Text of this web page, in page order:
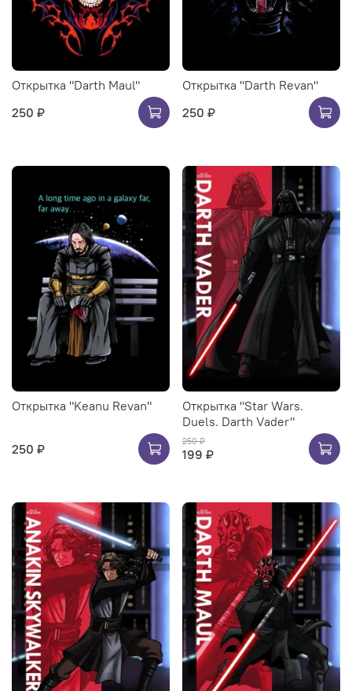
Открытка "Darth Maul"
250 ₽
Открытка "Darth Revan"
250 ₽
Открытка "Keanu Revan"
250 ₽
Открытка "Star Wars.
Duels. Darth Vader"
250 ₽
199 ₽